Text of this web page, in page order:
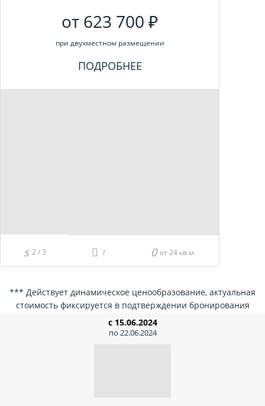
от 623 700 ₽
при двухместном размещении
ПОДРОБНЕЕ
2 / 3 от 24 кв.м.
*** Действует динамическое ценообразование, актуальная
стоимость фиксируется в подтверждении бронирования
с 15.06.2024
по 22.06.2024